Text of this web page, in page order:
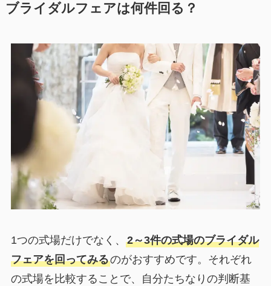
ブライダルフェアは何件回る？
1つの式場だけでなく、 2～3件の式場のブライダル
フェアを回ってみるのがおすすめです。それぞれ
の式場を比較することで、自分たちなりの判断基